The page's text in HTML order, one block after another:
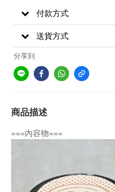
付款方式
送貨方式
分享到
商品描述
===內容物===